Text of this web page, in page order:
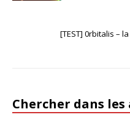
[TEST] 0rbitalis –
Chercher dans les